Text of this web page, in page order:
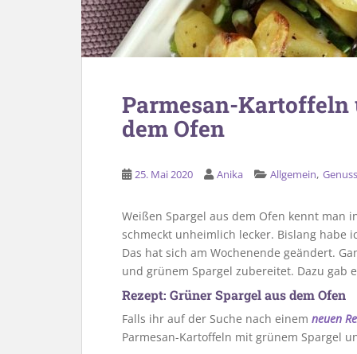
Parmesan-Kartoffeln
dem Ofen
25. Mai 2020 Anika Allgemein, Genuss
Weißen Spargel aus dem Ofen kennt man
schmeckt unheimlich lecker. Bislang habe
Das hat sich am Wochenende geändert.
und grünem Spargel zubereitet. Dazu gab
Rezept: Grüner Spargel aus dem Ofen
Falls ihr auf der Suche nach einem neuen
Parmesan-Kartoffeln mit grünem Spargel